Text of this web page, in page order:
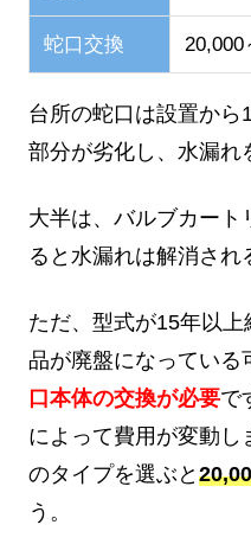
蛇口交換 20,000
台所の蛇口は設置か
部分が劣化し、水漏れ
大半は、バルブカート
ると水漏れは解消され
ただ、型式が15年以
品が廃盤になっている
口本体の交換が必要で
によって費用が変動し
のタイプを選ぶと
う。